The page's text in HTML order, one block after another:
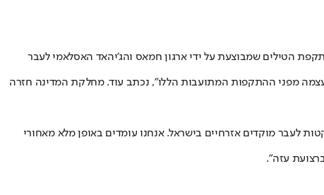
הטילים שמבוצעת על ידי ארגון חמאס והג'יהאד האסלאמי לעבר
עצמה מפני ההתקפות המתועבות הללו", נכתב עוד. מחלקת המדינה חזרה
לעבר מוקדים אזרחיים בישראל. אנחנו עומדים באופן מלא מאחורי
עזה".